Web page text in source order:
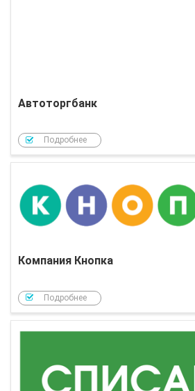
Автоторгбанк
Подробнее
Компания Кнопка
Подробнее